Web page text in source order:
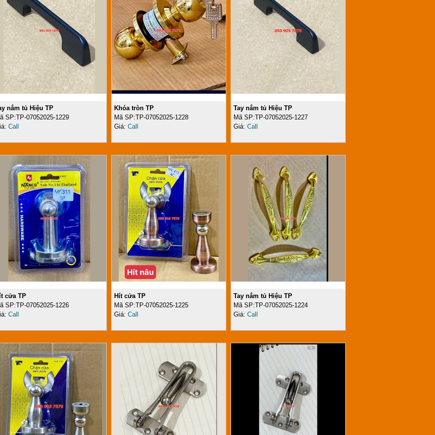
nắm tủ Hiệu TP
SP:TP-07052025-1229
Call
Khóa tròn TP
Mã SP:TP-07052025-1228
Giá: Call
Tay nắm tủ Hiệu TP
Mã SP:TP-07052025-1227
Giá: Call
cửa TP
SP:TP-07052025-1226
Call
Hít cửa TP
Mã SP:TP-07052025-1225
Giá: Call
Tay nắm tủ Hiệu TP
Mã SP:TP-07052025-1224
Giá: Call